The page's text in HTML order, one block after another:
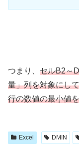
つまり、 セルB2～
量」列を対象にし
行の数値の最小値
Excel DMIN